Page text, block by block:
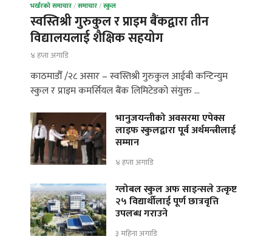
भर्खरको समाचार/समाचार/स्कुल
स्वस्तिश्री गुरुकुल र प्राइम बैंकद्वारा तीन
विद्यालयलाई शैक्षिक सहयोग
४ हप्ता अगाडि
काठमाडौँ /२८ असार – स्वस्तिश्री गुरुकुल आईबी कन्टिन्युम
स्कुल र प्राइम कमर्सियल बैंक लिमिटेडको संयुक्त …
भानुजयन्तीको अवसरमा एपेक्स
लाइफ स्कुलद्वारा पूर्व अर्थमन्त्रीलाई
सम्मान
४ हप्ता अगाडि
ग्लोबल स्कुल अफ साइन्सले उत्कृष्ट
२५ विद्यार्थीलाई पूर्ण छात्रवृत्ति
उपलब्ध गराउने
३ महिना अगाडि